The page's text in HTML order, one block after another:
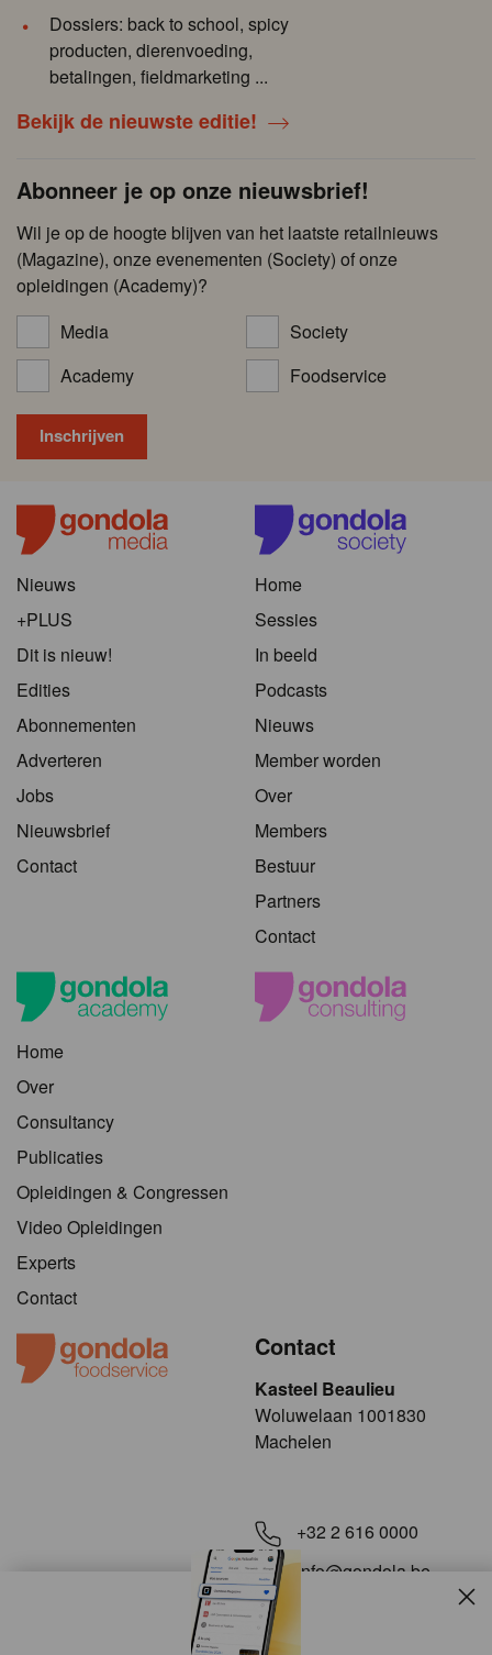
Dossiers: back to school, spicy
producten, dierenvoeding,
betalingen, fieldmarketing ...
Bekijk de nieuwste editie!
Abonneer je op onze nieuwsbrief!
Wil je op de hoogte blijven van het laatste retailnieuws
(Magazine), onze evenementen (Society) of onze
opleidingen (Academy)?
Media
Society
Academy
Foodservice
Nieuws
+PLUS
Dit is nieuw!
Edities
Abonnementen
Adverteren
Jobs
Nieuwsbrief
Contact
Home
Sessies
In beeld
Podcasts
Nieuws
Member worden
Over
Members
Bestuur
Partners
Contact
Home
Over
Consultancy
Publicaties
Opleidingen & Congressen
Video Opleidingen
Experts
Contact
Contact
Kasteel Beaulieu
​​​Woluwelaan 1001830
Machelen
+32 2 616 0000
info@gondola.be
Volg ons op